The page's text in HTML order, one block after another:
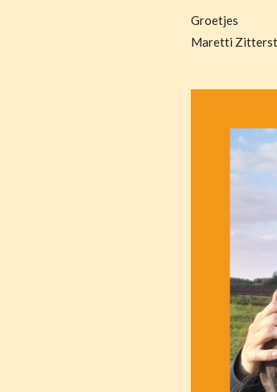
Groetjes
Maretti